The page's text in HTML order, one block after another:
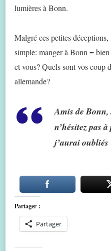
lumières à Bonn.
Malgré ces petites
simple: manger à Bonn = bien
et vous? Quels sont vos coup
allemande?
Amis de Bonn,
n’hésitez pas
j’aurai
Partager :
Partager